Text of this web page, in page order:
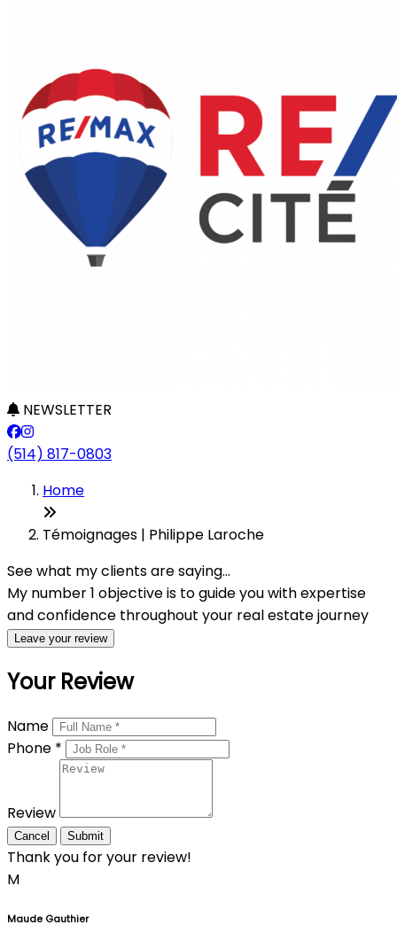
NEWSLETTER
(514) 817-0803
Home
Témoignages | Philippe Laroche
See what my clients are saying...
My number 1 objective is to guide you with expertise
and confidence throughout your real estate journey
Leave your review
Your Review
Name
Phone *
Review
Cancel Submit
Thank you for your review!
M
Maude Gauthier